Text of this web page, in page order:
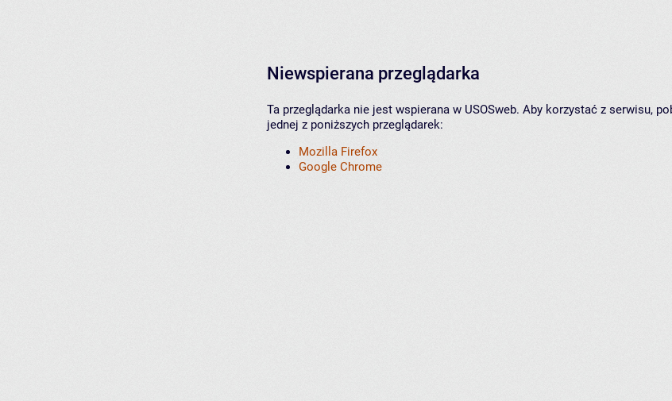
Niewspierana przeglądarka
Ta przeglądarka nie jest wspierana w USOSweb. Aby korzystać z serwisu,
jednej z poniższych przeglądarek:
Mozilla Firefox
Google Chrome